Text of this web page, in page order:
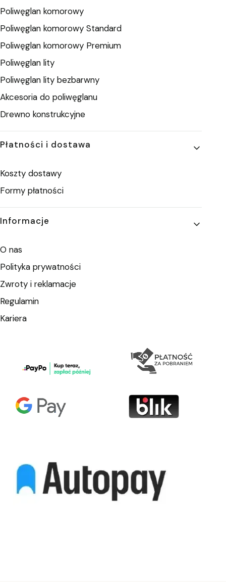
Poliwęglan komorowy
Poliwęglan komorowy Standard
Poliwęglan komorowy Premium
Poliwęglan lity
Poliwęglan lity bezbarwny
Akcesoria do poliwęglanu
Drewno konstrukcyjne
Płatności i dostawa
Koszty dostawy
Formy płatności
Informacje
O nas
Polityka prywatności
Zwroty i reklamacje
Regulamin
Kariera